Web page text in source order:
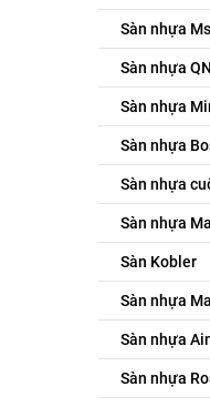
Sàn nhựa
Sàn nhựa
Sàn nhựa
Sàn nhựa
Sàn nhựa
Sàn nhựa
Sàn Kobler
Sàn nhựa
Sàn nhựa
Sàn nhựa